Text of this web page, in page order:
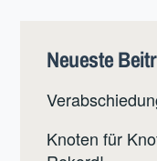
Neueste
Knoten für